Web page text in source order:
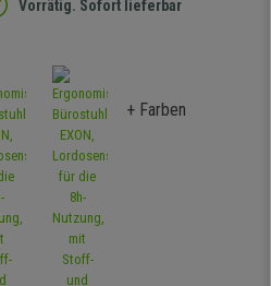
Vorrätig. Sofort lieferbar
+ Farben